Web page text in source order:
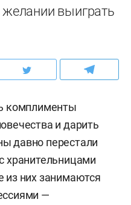
выиграть
комплименты
и дарить
давно перестали
хранительницами
из них занимаются
—